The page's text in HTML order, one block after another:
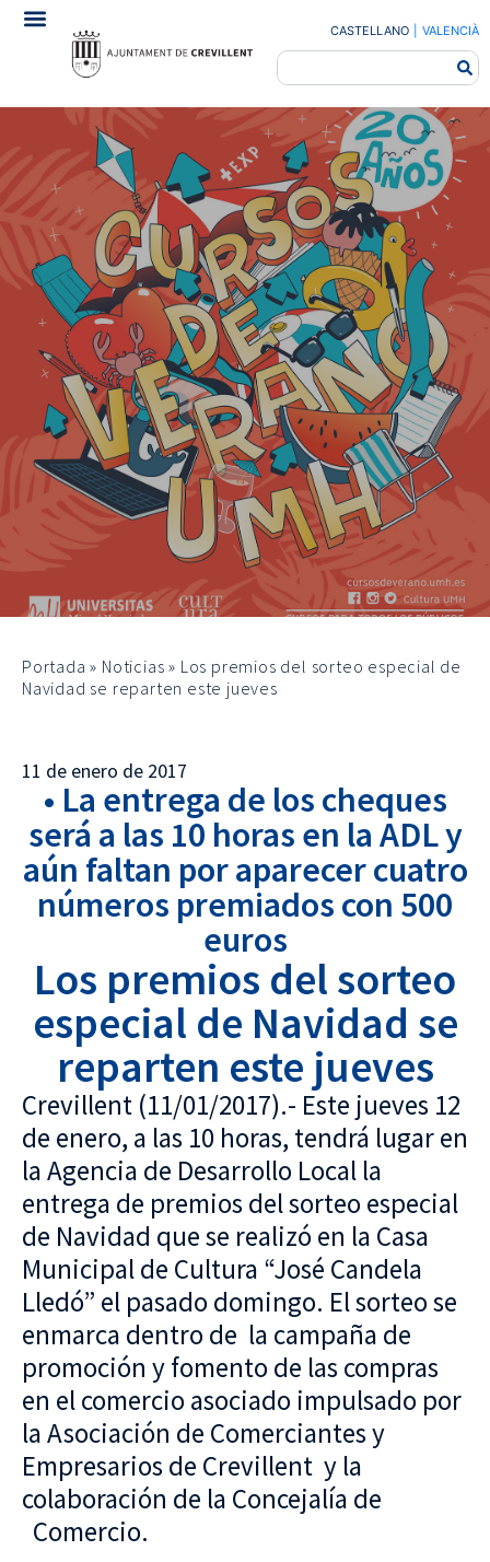
CASTELLANO VALENCIÀ
Portada » Noticias » Los premios del sorteo especial de
Navidad se reparten este jueves
11 de enero de 2017
• La entrega de los cheques
será a las 10 horas en la ADL y
aún faltan por aparecer cuatro
números premiados con 500
euros
Los premios del sorteo
especial de Navidad se
reparten este jueves
Crevillent (11/01/2017).- Este jueves 12
de enero, a las 10 horas, tendrá lugar en
la Agencia de Desarrollo Local la
entrega de premios del sorteo especial
de Navidad que se realizó en la Casa
Municipal de Cultura “José Candela
Lledó” el pasado domingo. El sorteo se
enmarca dentro de la campaña de
promoción y fomento de las compras
en el comercio asociado impulsado por
la Asociación de Comerciantes y
Empresarios de Crevillent y la
colaboración de la Concejalía de
Comercio.